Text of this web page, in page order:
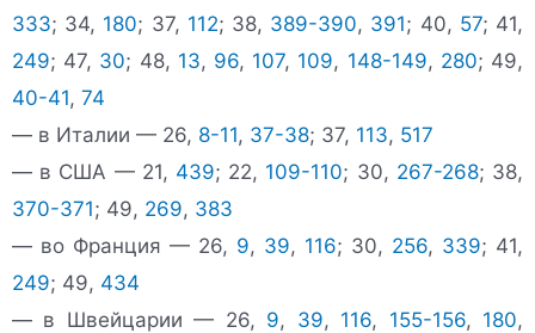
333; 34, 180; 37, 112; 38, 389-390, 391; 40, 57; 41,
249; 47, 30; 48, 13, 96, 107, 109, 148-149, 280; 49,
40-41, 74
— в Италии — 26, 8-11, 37-38; 37, 113, 517
— в США — 21, 439; 22, 109-110; 30, 267-268; 38,
370-371; 49, 269, 383
— во Франция — 26, 9, 39, 116; 30, 256, 339; 41,
249; 49, 434
— в Швейцарии — 26, 9, 39, 116, 155-156, 180,